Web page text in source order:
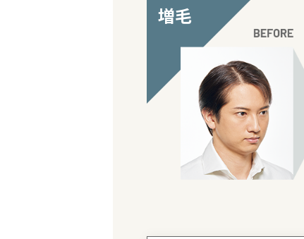
お客様にとってベ
そんなアデランスの
くさんの特許技術
さまざまな商品にそ
それらの、お客様一